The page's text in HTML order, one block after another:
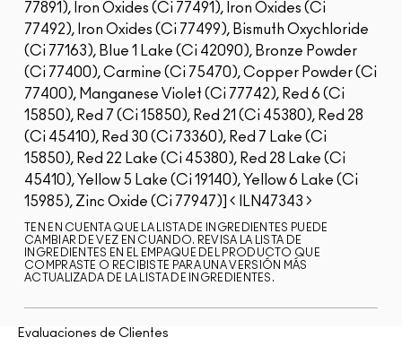
77891), Iron Oxides (Ci 77491), Iron Oxides (Ci
77492), Iron Oxides (Ci 77499), Bismuth Oxychloride
(Ci 77163), Blue 1 Lake (Ci 42090), Bronze Powder
(Ci 77400), Carmine (Ci 75470), Copper Powder (Ci
77400), Manganese Violet (Ci 77742), Red 6 (Ci
15850), Red 7 (Ci 15850), Red 21 (Ci 45380), Red 28
(Ci 45410), Red 30 (Ci 73360), Red 7 Lake (Ci
15850), Red 22 Lake (Ci 45380), Red 28 Lake (Ci
45410), Yellow 5 Lake (Ci 19140), Yellow 6 Lake (Ci
15985), Zinc Oxide (Ci 77947)]
ILN47343
TEN EN CUENTA QUE LA LISTA DE INGREDIENTES PUEDE
CAMBIAR DE VEZ EN CUANDO. REVISA LA LISTA DE
INGREDIENTES EN EL EMPAQUE DEL PRODUCTO QUE
COMPRASTE O RECIBISTE PARA UNA VERSIÓN MÁS
ACTUALIZADA DE LA LISTA DE INGREDIENTES.
Evaluaciones de Clientes